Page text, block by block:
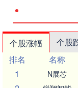
个股涨幅 个股
排名
名称
1
N展芯